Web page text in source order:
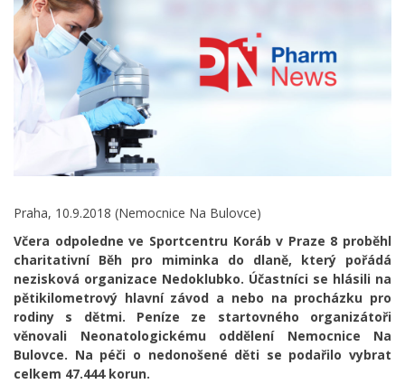
Praha, 10.9.2018 (Nemocnice Na Bulovce)
Včera odpoledne ve Sportcentru Koráb v Praze 8 proběhl
charitativní Běh pro miminka do dlaně, který pořádá
nezisková organizace Nedoklubko. Účastníci se hlásili na
pětikilometrový hlavní závod a nebo na procházku pro
rodiny s dětmi. Peníze ze startovného organizátoři
věnovali Neonatologickému oddělení Nemocnice Na
Bulovce. Na péči o nedonošené děti se podařilo vybrat
celkem 47.444 korun.